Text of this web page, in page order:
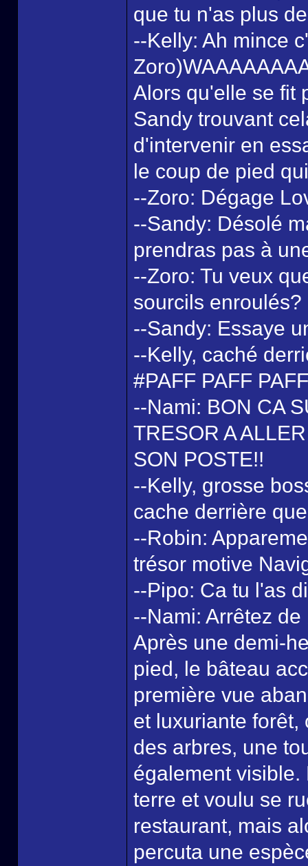
que tu n'as plus
--Kelly: Ah mince
Alors qu'elle se fit
Sandy trouvant
d'intervenir en
le coup de pied
--Zoro: Dégage
--Sandy: Désolé
prendras pas à
--Zoro: Tu veux
sourcils enroulés?
--Sandy: Essaye
--Kelly, caché
#PAFF PAFF
--Nami: BON CA
TRESOR A
SON POSTE!!
--Kelly, grosse
cache derrière
--Robin:
trésor motive
--Pipo: Ca tu l'as
--Nami: Arrêtez
Après une demi-
pied, le bâteau
première vue
et luxuriante forêt,
des arbres, une
également visible.
terre et voulu se
restaurant, mais
percuta une